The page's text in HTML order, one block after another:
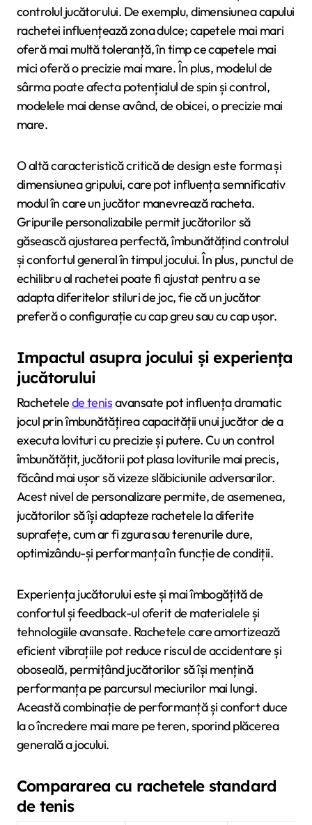
controlul jucătorului. De exemplu, dimensiunea capului
rachetei influențează zona dulce; capetele mai mari
oferă mai multă toleranță, în timp ce capetele mai
mici oferă o precizie mai mare. În plus, modelul de
sârma poate afecta potențialul de spin și control,
modelele mai dense având, de obicei, o precizie mai
mare.
O altă caracteristică critică de design este forma și
dimensiunea gripului, care pot influența semnificativ
modul în care un jucător manevrează racheta.
Gripurile personalizabile permit jucătorilor să
găsească ajustarea perfectă, îmbunătățind controlul
și confortul general în timpul jocului. În plus, punctul de
echilibru al rachetei poate fi ajustat pentru a se
adapta diferitelor stiluri de joc, fie că un jucător
preferă o configurație cu cap greu sau cu cap ușor.
Impactul asupra jocului și experiența
jucătorului
Rachetelede tenisavansate pot influența dramatic
jocul prin îmbunătățirea capacității unui jucător de a
executa lovituri cu precizie și putere. Cu un control
îmbunătățit, jucătorii pot plasa loviturile mai precis,
făcând mai ușor să vizeze slăbiciunile adversarilor.
Acest nivel de personalizare permite, de asemenea,
jucătorilor să își adapteze rachetele la diferite
suprafețe, cum ar fi zgura sau terenurile dure,
optimizându-și performanța în funcție de condiții.
Experiența jucătorului este și mai îmbogățită de
confortul și feedback-ul oferit de materialele și
tehnologiile avansate. Rachetele care amortizează
eficient vibrațiile pot reduce riscul de accidentare și
oboseală, permițând jucătorilor să își mențină
performanța pe parcursul meciurilor mai lungi.
Această combinație de performanță și confort duce
la o încredere mai mare pe teren, sporind plăcerea
generală a jocului.
Compararea cu rachetele standard
de tenis